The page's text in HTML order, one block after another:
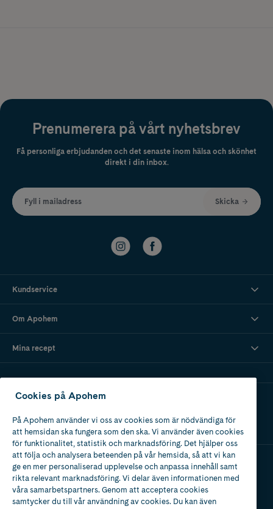
Prenumerera på vårt nyhetsbrev
Få personliga erbjudanden och det senaste inom hälsa och skönhet
direkt i din inbox.
Fyll i mailadress Skicka
Kundservice
Om Apohem
Mina recept
Ladda ner vår app
Apotek med tillstånd
av Läkemedelsverket
Cookies på Apohem
På Apohem använder vi oss av cookies som är nödvändiga för
att hemsidan ska fungera som den ska. Vi använder även cookies
för funktionalitet, statistik och marknadsföring. Det hjälper oss
att följa och analysera beteenden på vår hemsida, så att vi kan
ge en mer personaliserad upplevelse och anpassa innehåll samt
rikta relevant marknadsföring. Vi delar även informationen med
våra samarbetspartners. Genom att acceptera cookies
samtycker du till vår användning av cookies. Du kan även